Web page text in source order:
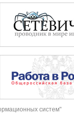
систем"